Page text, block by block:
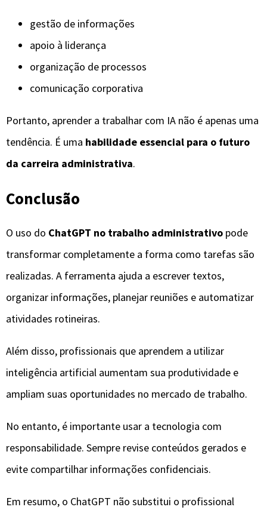
gestão de informações
apoio à liderança
organização de processos
comunicação corporativa
Portanto, aprender a trabalhar com IA não é apenas uma
tendência. É uma habilidade essencial para o futuro
da carreira administrativa.
Conclusão
O uso do ChatGPT no trabalho administrativo pode
transformar completamente a forma como tarefas são
realizadas. A ferramenta ajuda a escrever textos,
organizar informações, planejar reuniões e automatizar
atividades rotineiras.
Além disso, profissionais que aprendem a utilizar
inteligência artificial aumentam sua produtividade e
ampliam suas oportunidades no mercado de trabalho.
No entanto, é importante usar a tecnologia com
responsabilidade. Sempre revise conteúdos gerados e
evite compartilhar informações confidenciais.
Em resumo, o ChatGPT não substitui o profissional